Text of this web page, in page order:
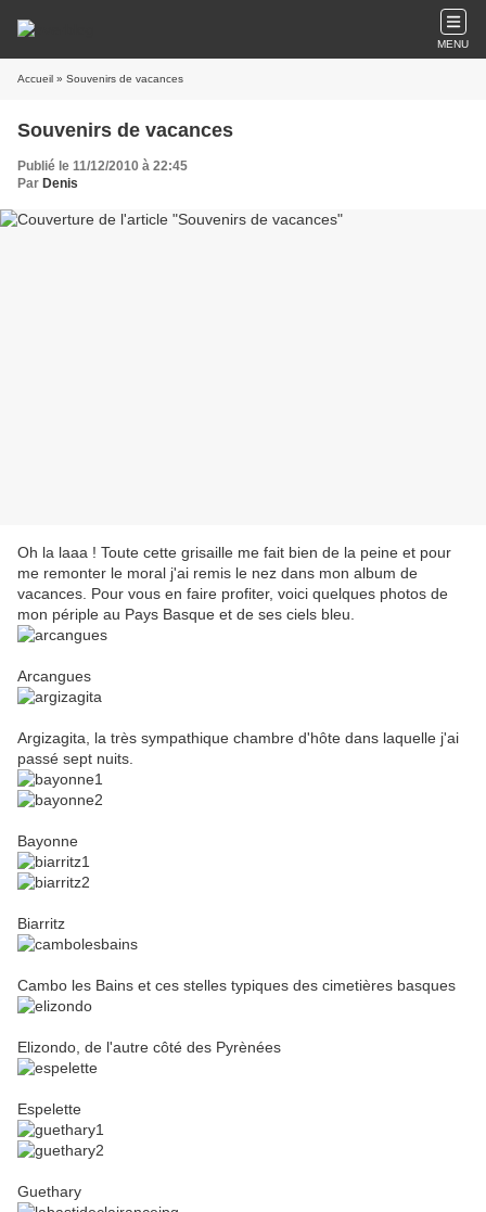
MENU
Accueil » Souvenirs de vacances
Souvenirs de vacances
Publié le 11/12/2010 à 22:45
Par Denis
Oh la laaa ! Toute cette grisaille me fait bien de la peine et pour
me remonter le moral j'ai remis le nez dans mon album de
vacances. Pour vous en faire profiter, voici quelques photos de
mon périple au Pays Basque et de ses ciels bleu.
Arcangues
Argizagita, la très sympathique chambre d'hôte dans laquelle j'ai
passé sept nuits.
Bayonne
Biarritz
Cambo les Bains et ces stelles typiques des cimetières basques
Elizondo, de l'autre côté des Pyrènées
Espelette
Guethary